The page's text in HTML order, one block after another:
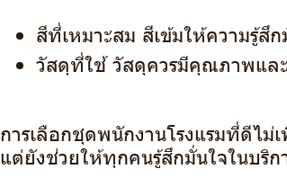
สีที่เหมาะสม สีเข้มให้ความรู้สึ
วัสดุที่ใช้ วัสดุควรมีคุณภาพแล
การเลือกชุดพนักงานโรงแรมที่ดีไม่
แต่ยังช่วยให้ทุกคนรู้สึกมั่นใจในบริก